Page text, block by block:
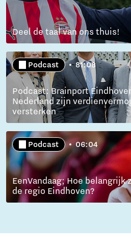
Deel de taal van ons thuis!
Podcast 81:08
Podcast: Brainport
Nederland zijn
versterken
Podcast 06:04
EenVandaag; Hoe belangrijk
de regio Eindhoven?